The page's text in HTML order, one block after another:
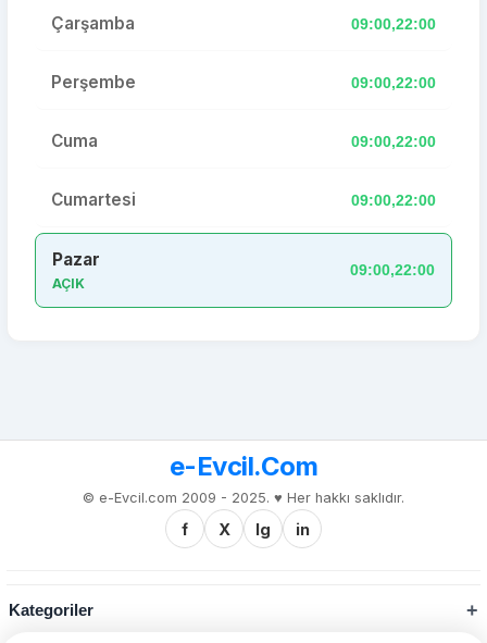
Çarşamba 09:00,22:00
Perşembe 09:00,22:00
Cuma 09:00,22:00
Cumartesi 09:00,22:00
Pazar
AÇIK
09:00,22:00
e-Evcil.Com
© e-Evcil.com 2009 - 2025. ♥️ Her hakkı saklıdır.
f X Ig in
Kategoriler